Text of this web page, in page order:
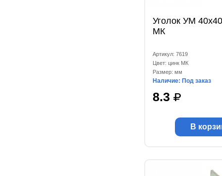
Уголок УМ
МК
Артикул: 7619
Цвет: цинк МК
Размер: мм
Наличие: Под заказ
8.3
В